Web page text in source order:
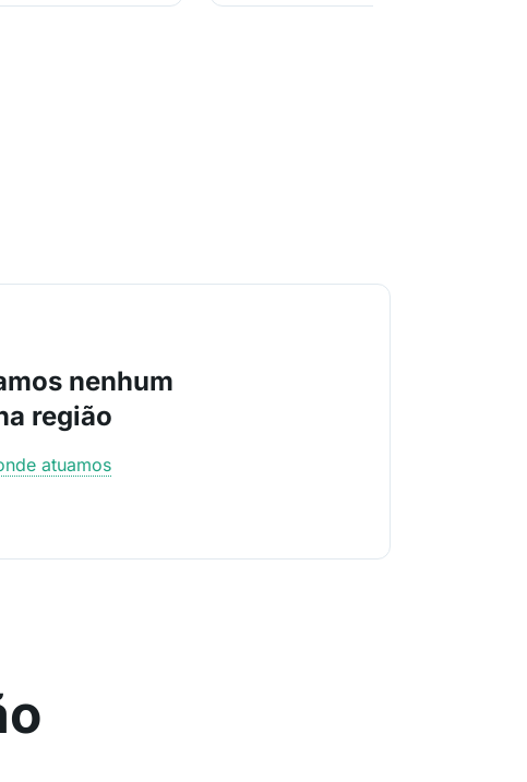
nenhum
região
atuamos